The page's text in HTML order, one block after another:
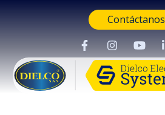
Contáctanos